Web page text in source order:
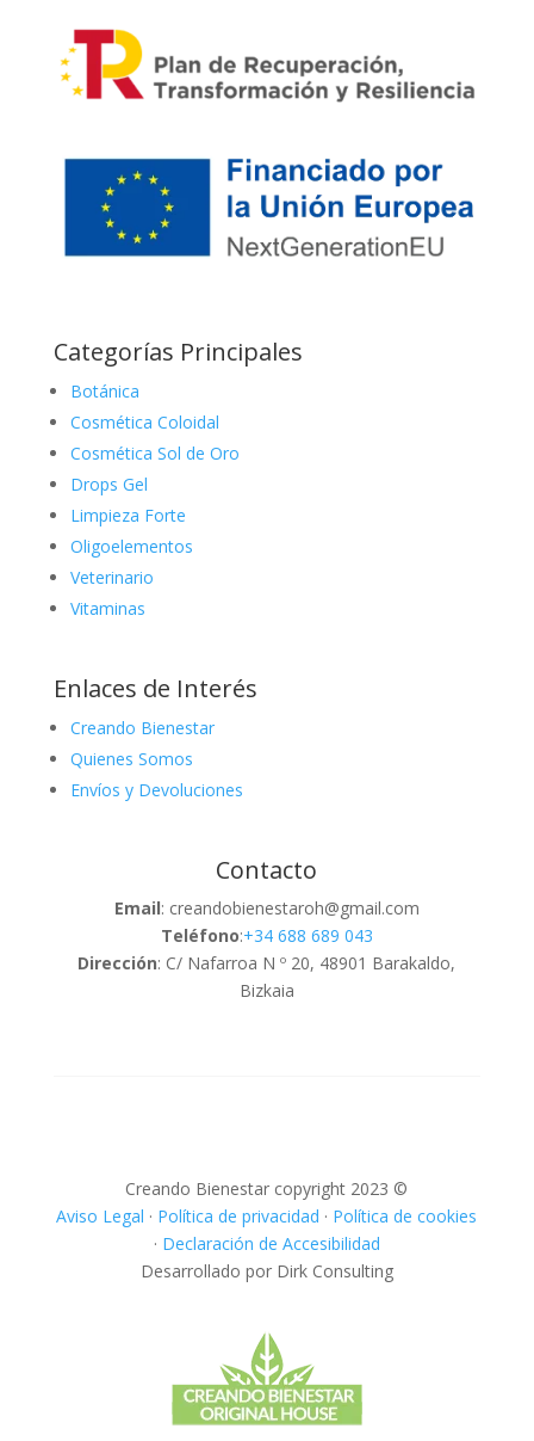
Categorías Principales
Botánica
Cosmética Coloidal
Cosmética Sol de Oro
Drops Gel
Limpieza Forte
Oligoelementos
Veterinario
Vitaminas
Enlaces de Interés
Creando Bienestar
Quienes Somos
Envíos y Devoluciones
Contacto
Email: creandobienestaroh@gmail.com
Teléfono:+34 688 689 043
Dirección: C/ Nafarroa N º 20, 48901 Barakaldo,
Bizkaia
Creando Bienestar copyright 2023 ©
Aviso Legal · Política de privacidad · Política de cookies
· Declaración de Accesibilidad
Desarrollado por Dirk Consulting